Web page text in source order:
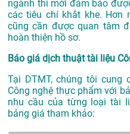
ngành thì mới đảm bảo
các tiêu chí khắt khe. Hơn
cũng cần được quan tâm
hoàn thiện hồ sơ.
Báo giá dịch thuật tài liệu
Tại DTMT, chúng tôi cung
Công nghệ thực phẩm với
nhu cầu của từng loại tài
bảng giá tham khảo: